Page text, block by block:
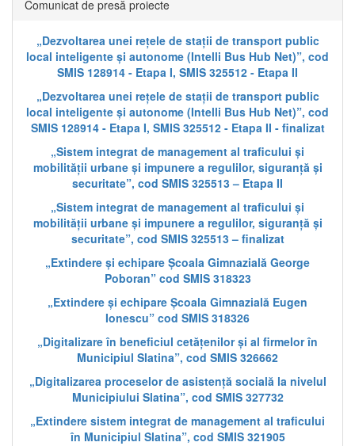
Comunicat de presă proiecte
„Dezvoltarea unei rețele de stații de transport public
local inteligente și autonome (Intelli Bus Hub Net)”, cod
SMIS 128914 - Etapa I, SMIS 325512 - Etapa II
„Dezvoltarea unei rețele de stații de transport public
local inteligente și autonome (Intelli Bus Hub Net)”, cod
SMIS 128914 - Etapa I, SMIS 325512 - Etapa II - finalizat
„Sistem integrat de management al traficului și
mobilității urbane și impunere a regulilor, siguranță și
securitate”, cod SMIS 325513 – Etapa II
„Sistem integrat de management al traficului și
mobilității urbane și impunere a regulilor, siguranță și
securitate”, cod SMIS 325513 – finalizat
„Extindere și echipare Școala Gimnazială George
Poboran” cod SMIS 318323
„Extindere și echipare Școala Gimnazială Eugen
Ionescu” cod SMIS 318326
„Digitalizare în beneficiul cetățenilor și al firmelor în
Municipiul Slatina”, cod SMIS 326662
„Digitalizarea proceselor de asistență socială la nivelul
Municipiului Slatina”, cod SMIS 327732
„Extindere sistem integrat de management al traficului
în Municipiul Slatina”, cod SMIS 321905